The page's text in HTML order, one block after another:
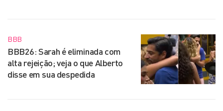
BBB
BBB26: Sarah é eliminada com
alta rejeição; veja o que Alberto
disse em sua despedida